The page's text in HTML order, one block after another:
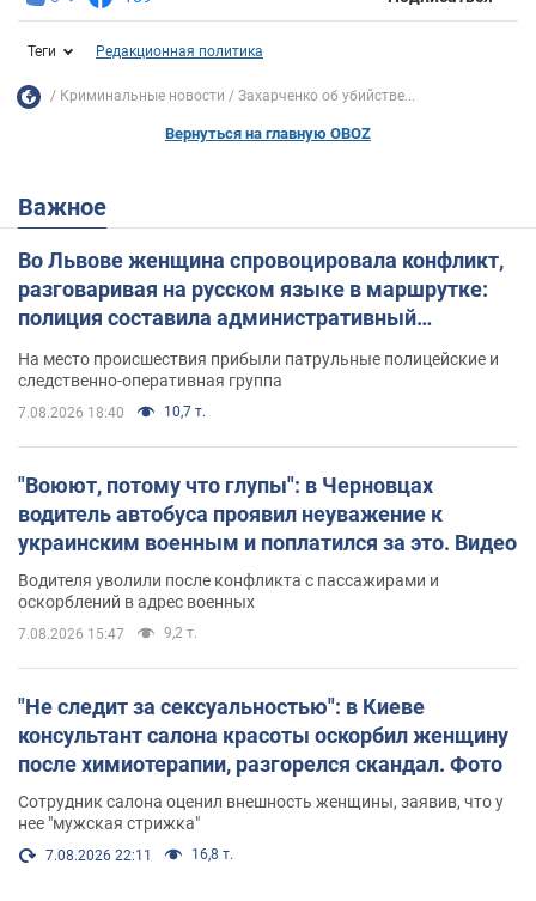
Теги Редакционная политика
Криминальные новости Захарченко об убийстве...
Вернуться на главную OBOZ
Важное
Во Львове женщина спровоцировала конфликт,
разговаривая на русском языке в маршрутке:
полиция составила административный
На место происшествия прибыли патрульные полицейские и
следственно-оперативная группа
7.08.2026 18:40 10,7 т.
"Воюют, потому что глупы": в Черновцах
водитель автобуса проявил неуважение к
украинским военным и поплатился за это. Видео
Водителя уволили после конфликта с пассажирами и
оскорблений в адрес военных
7.08.2026 15:47 9,2 т.
"Не следит за сексуальностью": в Киеве
консультант салона красоты оскорбил женщину
после химиотерапии, разгорелся скандал. Фото
Сотрудник салона оценил внешность женщины, заявив, что у
нее "мужская стрижка"
7.08.2026 22:11 16,8 т.